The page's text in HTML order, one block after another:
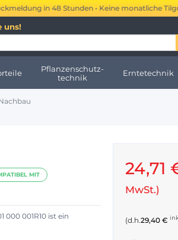
in 48 Stunden • Keine monatliche Tilgung
uns!
Pflanzenschutz-
technik
Erntetechnik
MIT
000 001R10 ist ein
24,71
MwSt.)
(d.h.29,40 €